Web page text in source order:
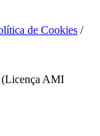
de Cookies /
(Licença AMI